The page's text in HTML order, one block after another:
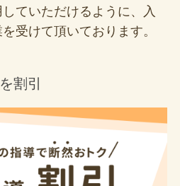
ていただけるように、入
受けて頂いております。
割引